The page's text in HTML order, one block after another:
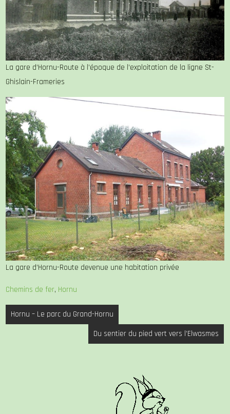
La gare d’Hornu-Route à l’époque de l’exploitation de la ligne St-
Ghislain-Frameries
La gare d’Hornu-Route devenue une habitation privée
Chemins de fer, Hornu
Navigation
de
Hornu – Le parc du Grand-Hornu
Du sentier du pied vert vers l’Elwasmes